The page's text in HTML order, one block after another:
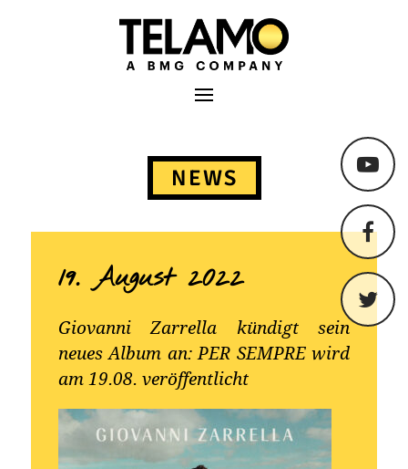
TELAMO
Primäres Menü
NEWS
19. August 2022
Giovanni Zarrella kündigt sein
neues Album an: PER SEMPRE wird
am 19.08. veröffentlicht